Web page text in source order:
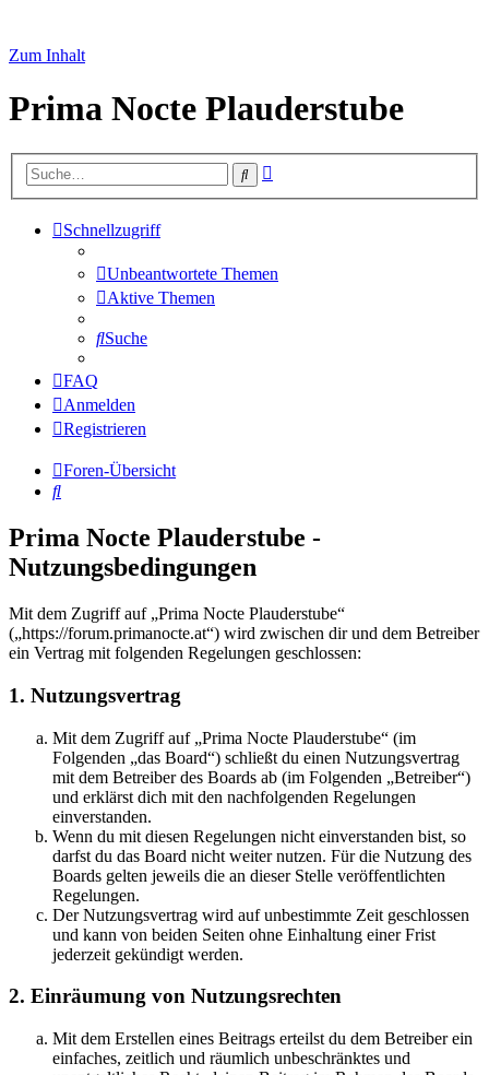
Zum Inhalt
Prima Nocte Plauderstube
Suche
Schnellzugriff
Unbeantwortete Themen
Aktive Themen
Suche
FAQ
Anmelden
Registrieren
Foren-Übersicht
Suche
Prima Nocte Plauderstube -
Nutzungsbedingungen
Mit dem Zugriff auf „Prima Nocte Plauderstube“
(„https://forum.primanocte.at“) wird zwischen dir und dem Betreiber
ein Vertrag mit folgenden Regelungen geschlossen:
1. Nutzungsvertrag
Mit dem Zugriff auf „Prima Nocte Plauderstube“ (im
Folgenden „das Board“) schließt du einen Nutzungsvertrag
mit dem Betreiber des Boards ab (im Folgenden „Betreiber“)
und erklärst dich mit den nachfolgenden Regelungen
einverstanden.
Wenn du mit diesen Regelungen nicht einverstanden bist, so
darfst du das Board nicht weiter nutzen. Für die Nutzung des
Boards gelten jeweils die an dieser Stelle veröffentlichten
Regelungen.
Der Nutzungsvertrag wird auf unbestimmte Zeit geschlossen
und kann von beiden Seiten ohne Einhaltung einer Frist
jederzeit gekündigt werden.
2. Einräumung von Nutzungsrechten
Mit dem Erstellen eines Beitrags erteilst du dem Betreiber ein
einfaches, zeitlich und räumlich unbeschränktes und